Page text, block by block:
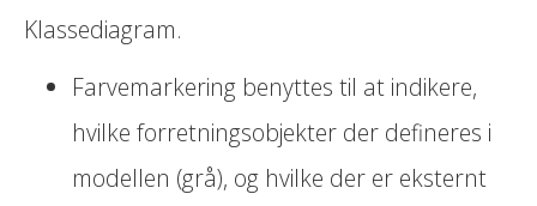
Klassediagram.
Farvemarkering benyttes til at indikere,
hvilke forretningsobjekter der defineres i
modellen (grå), og hvilke der er eksternt